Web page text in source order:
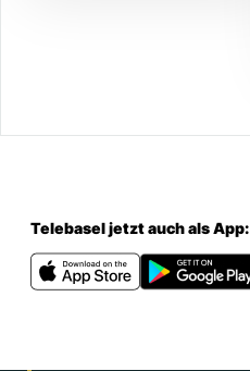
Telebasel jetzt auch als App: